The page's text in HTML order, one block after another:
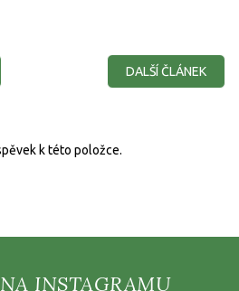
DALŠÍ ČLÁNEK
k této položce.